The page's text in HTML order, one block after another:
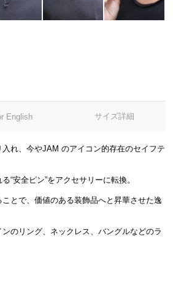
English サイズ詳細
れ、今やJAM のアイコン的存在のセイフテ
“安全ピン”をアクセサリーに転換。
とで、価値のある装飾品へと昇華させた逸
のリング、ネックレス、バングルなどのラ